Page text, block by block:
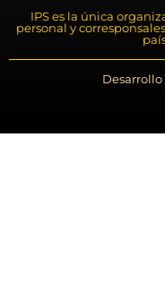
IPS es la única
personal y